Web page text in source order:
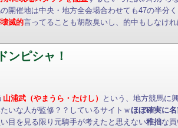
開催地は中央・地方全会場合わせても47の半分
滅的言ってることも胡散臭いし、的中もしなけ
ドンピシャ！
山浦武（やまうら・たけし）
という、地方競馬に
いな人が監修？？しているサイトｗほぼ確実に
目を見る限り元騎手が考えたと思えない稚拙な